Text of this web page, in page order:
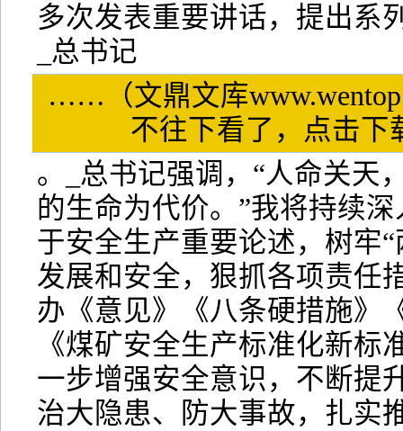
多次发表重要讲话，提出系
_总书记
……（文鼎文库
不往下看了，点击
。_总书记强调，“人命关天
的生命为代价。”我将持续
于安全生产重要论述，树牢
发展和安全，狠抓各项责任
办《意见》《八条硬措施》
《煤矿安全生产标准化新标
一步增强安全意识，不断提
治大隐患、防大事故，扎实